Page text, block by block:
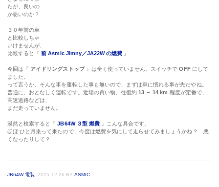
たが、良いの
か悪いのか？
３０年前の車
と比較しちゃ
いけませんが、
比較すると『前 Asmic Jimny／JA22W の燃費 』
今回は『 アイドリングストップ』は全く使っていません。スイッチでOFFにして
ました。
って言うか、そんな車を運転した事も無いので、まずは車に慣れる事が先だやね。
普通に、おとなしく運転です。近場の買い物、往復約13 ～ 14 km 程度が定番で、
高速道路などは、
まだ走っていません。
漠然と検索すると『JB64W ３型 燃費』こんな具合です。
ほぼ ひと月乗って来たので、今度は燃費を気にして走らせてみましょうかね？ 悪
くなったりして？
JB64W 電装 2025-12-26 BY ASMIC